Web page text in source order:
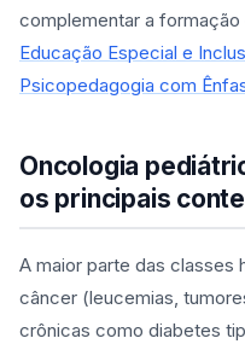
complementar a formação
Educação Especial e
Psicopedagogia com
Oncologia
os principais
A maior parte das classes
câncer (leucemias,
crônicas como diabetes